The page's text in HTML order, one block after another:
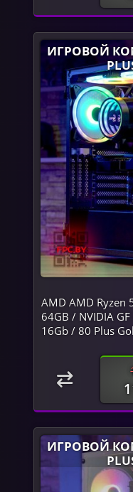
ИГРОВОЙ
AMD AMD Ryzen
64GB / NVIDIA
16Gb / 80 Plus
ИГРОВОЙ